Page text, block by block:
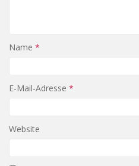
Name *
E-Mail-Adresse *
Website